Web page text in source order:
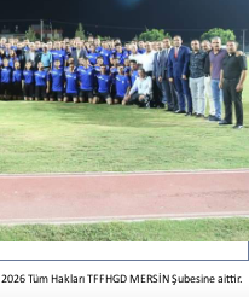
2026Tüm Hakları TFFHGD MERSİN Şubesine aittir.